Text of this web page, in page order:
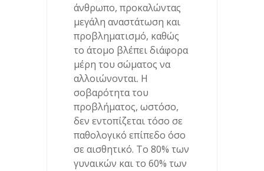
άνθρωπο, προκαλώντας
μεγάλη αναστάτωση και
προβληματισμό, καθώς
το άτομο βλέπει διάφορα
μέρη του σώματος να
αλλοιώνονται. Η
σοβαρότητα του
προβλήματος, ωστόσο,
δεν εντοπίζεται τόσο σε
παθολογικό επίπεδο όσο
σε αισθητικό. Το 80% των
γυναικών και το 60% των